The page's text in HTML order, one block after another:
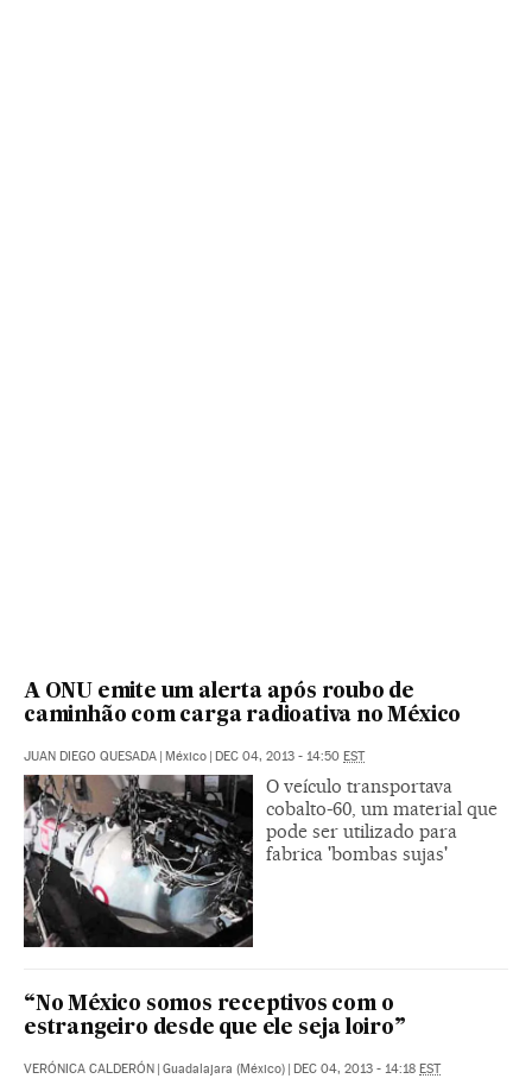
A ONU emite um alerta após roubo de
caminhão com carga radioativa no México
JUAN DIEGO QUESADA | México | DEC 04, 2013 - 14:50 EST
O veículo transportava
cobalto-60, um material que
pode ser utilizado para
fabrica 'bombas sujas'
“No México somos receptivos com o
estrangeiro desde que ele seja loiro”
VERÓNICA CALDERÓN | Guadalajara (México) | DEC 04, 2013 - 14:18 EST